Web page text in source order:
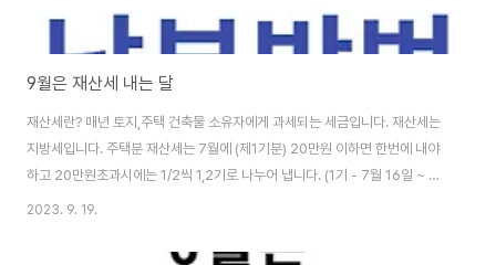
9월은 재산세 내는 달
재산세란? 매년 토지,주택 건축물 소유자에게 과세되는 세금입니다. 재산세는
지방세입니다. 주택분 재산세는 7월에 (제1기분) 20만원 이하면 한번에 내야
하고 20만원초과시에는 1/2씩 1,2기로 나누어 냅니다. (1기 - 7월 16일 ~ 7
월 31일 / 2기 - 9월 16일 ~9월 30일 ) 목차 재산세과세대상5가지 재산세부
일 ~ 7월31일 * 주택부속토지를 제외한 모든 토지에 대한 토지세는 9월16일
2023. 9. 19.